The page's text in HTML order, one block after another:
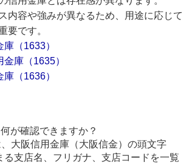
内容や強みが異なるため、用途に応じて
要です。
（1633）
庫（1635）
（1636）
が確認できますか？
大阪信用金庫（大阪信金）の頭文字
る支店名、フリガナ、支店コードを一覧